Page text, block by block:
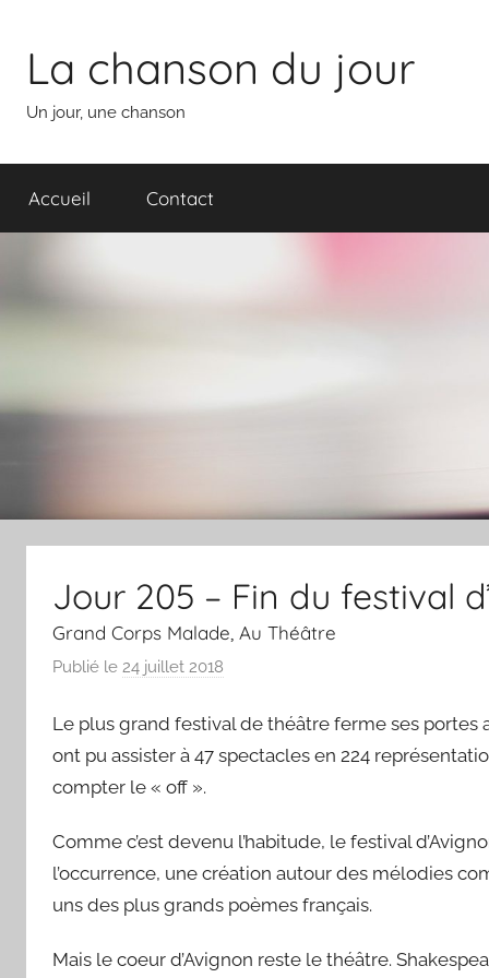
contenu
La chanson du jour
Un jour, une chanson
Accueil Contact
Jour 205 – Fin du festival
Grand Corps Malade, Au Théâtre
Publié le 24 juillet 2018
r
L
h
a
s
Le plus grand festival de théâtre ferme ses portes
ont pu assister à 47 spectacles en 224
compter le « off ».
Comme c’est devenu l’habitude, le festival
l’occurrence, une création autour des mélodies
uns des plus grands poèmes français.
Mais le coeur d’Avignon reste le théâtre.